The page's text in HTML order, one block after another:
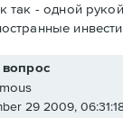
так - одной
29 2009,